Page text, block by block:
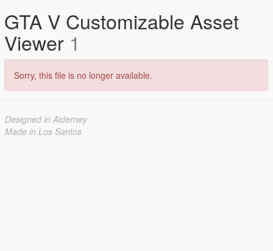
GTA V Customizable Asset
Viewer 1
Sorry, this file is no longer available.
Designed in Alderney
Made in Los Santos